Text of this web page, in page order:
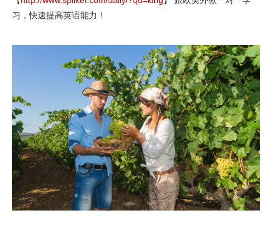
习，快速提高英语能力！